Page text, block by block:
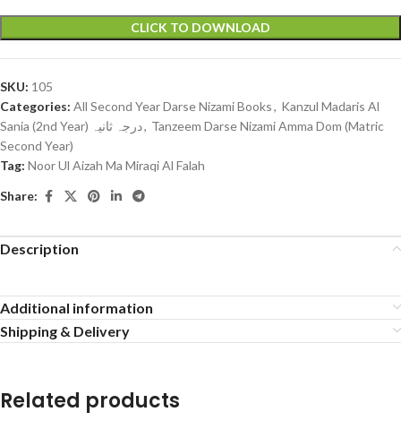
CLICK TO DOWNLOAD
SKU: 105
Categories: All Second Year Darse Nizami Books, Kanzul Madaris Al
Sania (2nd Year) درجہ ثانیہ, Tanzeem Darse Nizami Amma Dom (Matric
Second Year)
Tag: Noor Ul Aizah Ma Miraqi Al Falah
Share:
Description
Additional information
Shipping & Delivery
Related products